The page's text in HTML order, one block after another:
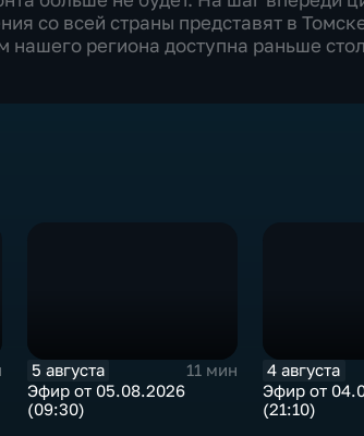
со всей страны представят в
региона доступна раньше
5 августа
11 мин
Эфир от 05.08.2026
(09:30)
4 августа
Эфир от
(21:10)